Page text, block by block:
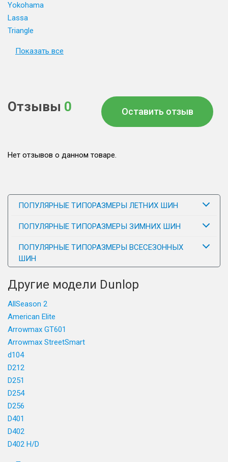
Yokohama
Lassa
Triangle
Показать все
Отзывы 0 Оставить отзыв
Нет отзывов о данном товаре.
ПОПУЛЯРНЫЕ ТИПОРАЗМЕРЫ ЛЕТНИХ ШИН
ПОПУЛЯРНЫЕ ТИПОРАЗМЕРЫ ЗИМНИХ ШИН
ПОПУЛЯРНЫЕ ТИПОРАЗМЕРЫ ВСЕСЕЗОННЫХ
ШИН
Другие модели Dunlop
AllSeason 2
American Elite
Arrowmax GT601
Arrowmax StreetSmart
d104
D212
D251
D254
D256
D401
D402
D402 H/D